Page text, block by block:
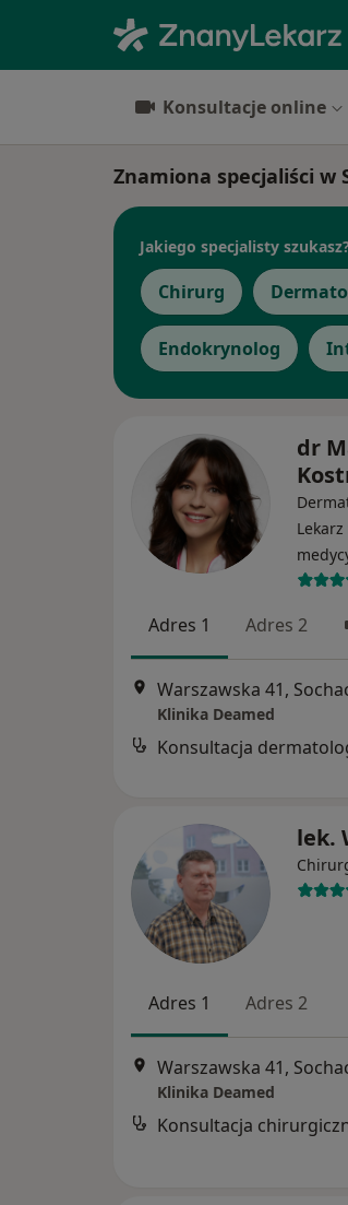
Konsultacje online
Znamiona specjaliści w
Jakiego specjalisty
Chirurg
Endokrynolog
dr
Adres 1 Adres 2
Warszawska 41,
Klinika Deamed
Konsultacja
lek.
Adres 1 Adres 2
Warszawska 41,
Klinika Deamed
Konsultacja